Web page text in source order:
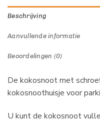
Beschrijving
Aanvullende informatie
Beoordelingen (0)
De kokosnoot met
kokosnoothuisje voor
U kunt de kokosnoot